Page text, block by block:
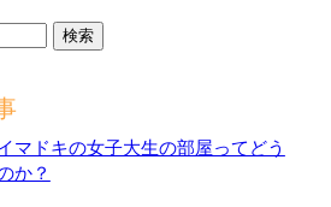
マドキの女子大生の部屋ってどう
か？